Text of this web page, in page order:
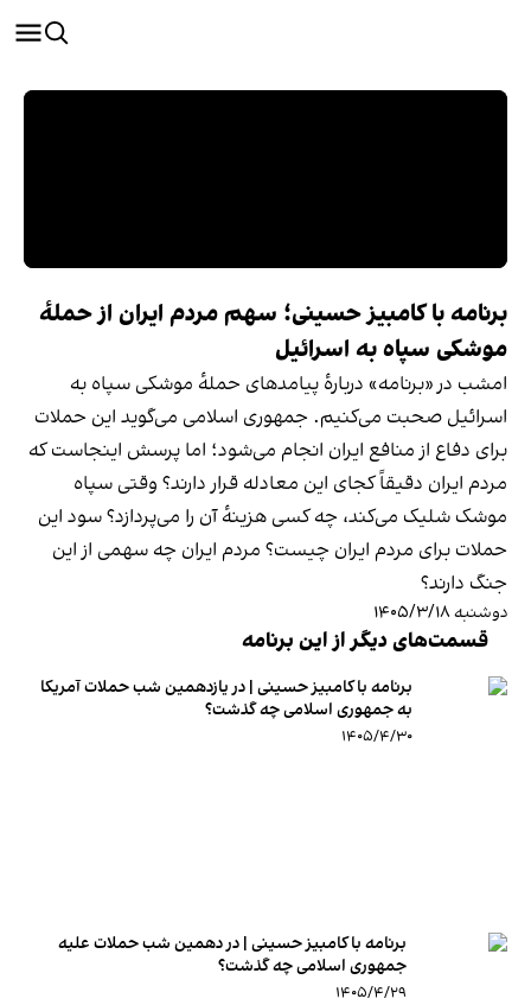
برنامه با کامبیز حسینی؛ سهم مردم ایران از حملهٔ
موشکی سپاه به اسرائیل
امشب در «برنامه» دربارهٔ پیامدهای حملهٔ موشکی سپاه به
اسرائیل صحبت می‌کنیم. جمهوری اسلامی می‌گوید این حملات
برای دفاع از منافع ایران انجام می‌شود؛ اما پرسش اینجاست که
مردم ایران دقیقاً کجای این معادله قرار دارند؟ وقتی سپاه
موشک شلیک می‌کند، چه کسی هزینهٔ آن را می‌پردازد؟ سود این
حملات برای مردم ایران چیست؟ مردم ایران چه سهمی از این
جنگ دارند؟
دوشنبه ۱۴۰۵/۳/۱۸
قسمت‌های دیگر از این برنامه
برنامه با کامبیز حسینی | در یازدهمین شب حملات آمریکا
به جمهوری اسلامی چه گذشت؟
۱۴۰۵/۴/۳۰
برنامه با کامبیز حسینی | در دهمین شب حملات علیه
جمهوری اسلامی چه گذشت؟
۱۴۰۵/۴/۲۹